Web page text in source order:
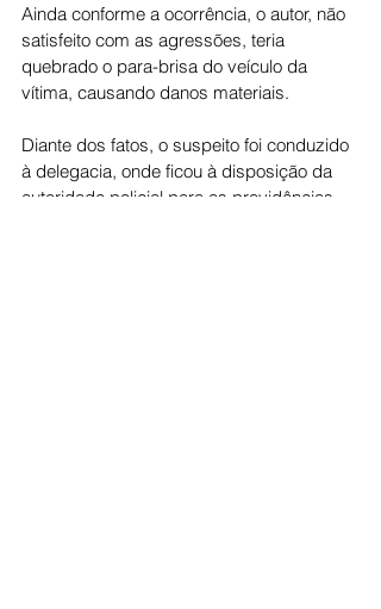
Ainda conforme a ocorrência, o autor, não
satisfeito com as agressões, teria
quebrado o para-brisa do veículo da
vítima, causando danos materiais.
Diante dos fatos, o suspeito foi conduzido
à delegacia, onde ficou à disposição da
autoridade policial para as providências